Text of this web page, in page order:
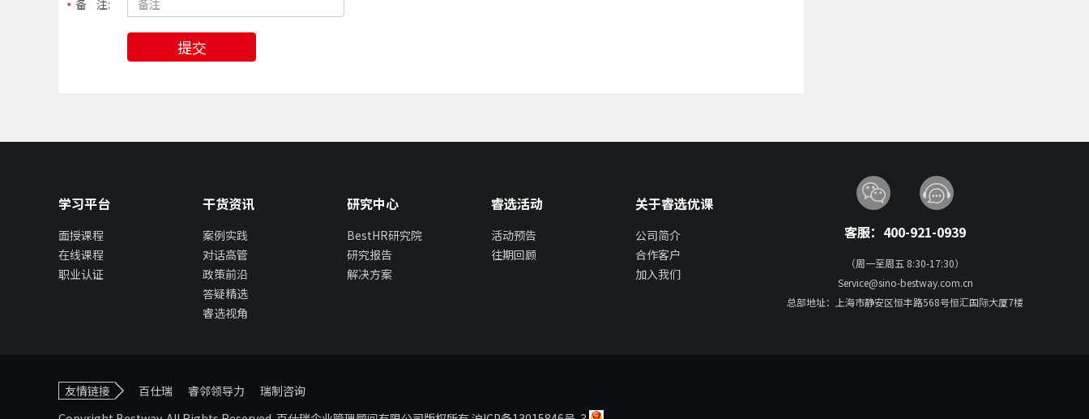
备 注:
提交
学习平台
面授课程
在线课程
职业认证
干货资讯
案例实践
对话高管
政策前沿
答疑精选
睿选视角
研究中心
BestHR研究院
研究报告
解决方案
睿选活动
活动预告
往期回顾
关于睿选优课
公司简介
合作客户
加入我们
客服：400-921-0939
（周一至周五 8:30-17:30）
Service@sino-bestway.com.cn
总部地址：上海市静安区恒丰路568号恒汇国际大厦7楼
友情链接 百仕瑞 睿邻领导力
瑞制咨询